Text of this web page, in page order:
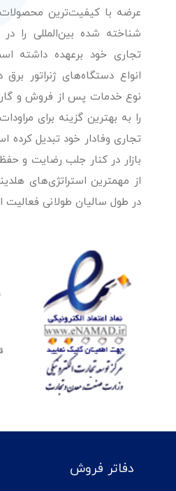
عرضه با کیفیت‌ترین محصولات
تجاری خود برعهده داشته
انواع دستگاه‌های ژنراتور برق
نوع خدمات پس از فروش و
را به بهترین گزینه برای
تجاری وفادار خود تبدیل کرده
بازار در کنار جلب رضایت و
از مهمترین استراتژی‌های
در طول سالیان طولانی
دفاتر فروش